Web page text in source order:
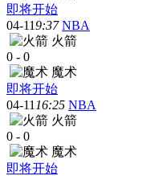
即将开始
04-119:37 NBA
火箭
0 - 0
魔术
即将开始
04-11 16:25 NBA
火箭
0 - 0
魔术
即将开始